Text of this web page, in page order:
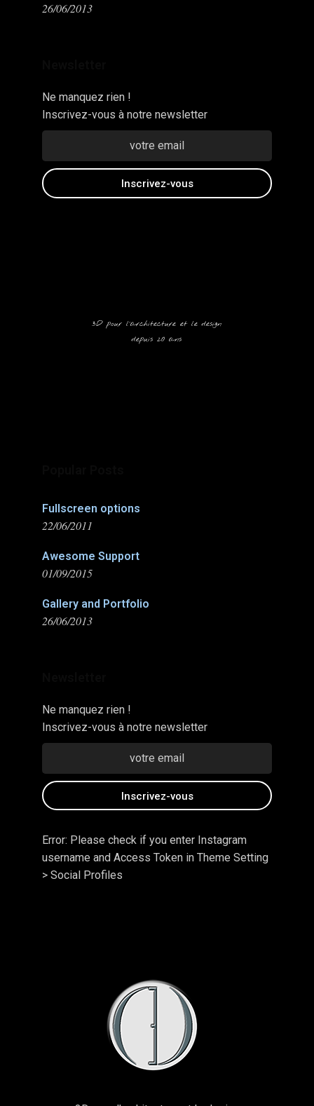
26/06/2013
Ne manquez rien !
Inscrivez-vous à notre newsletter
3D pour l'architecture et le design
depuis 20 ans
Fullscreen options
22/06/2011
Awesome Support
01/09/2015
Gallery and Portfolio
26/06/2013
Ne manquez rien !
Inscrivez-vous à notre newsletter
Error: Please check if you enter Instagram
username and Access Token in Theme Setting
> Social Profiles